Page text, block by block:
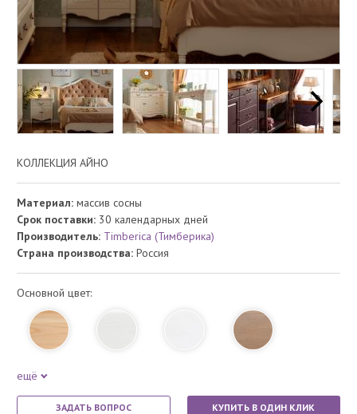
КОЛЛЕКЦИЯ АЙНО
Материал: массив сосны
Срок поставки: 30 календарных дней
Производитель: Timberica (Тимберика)
Страна производства: Россия
Основной цвет:
ещё
ЗАДАТЬ ВОПРОС КУПИТЬ В ОДИН КЛИК